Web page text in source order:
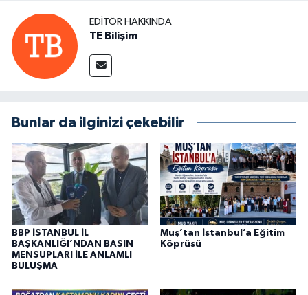
EDITÖR HAKKINDA
TE Bilişim
Bunlar da ilginizi çekebilir
BBP İSTANBUL İL
BAŞKANLIĞI’NDAN BASIN
MENSUPLARI İLE ANLAMLI
BULUŞMA
Muş’tan İstanbul’a Eğitim
Köprüsü